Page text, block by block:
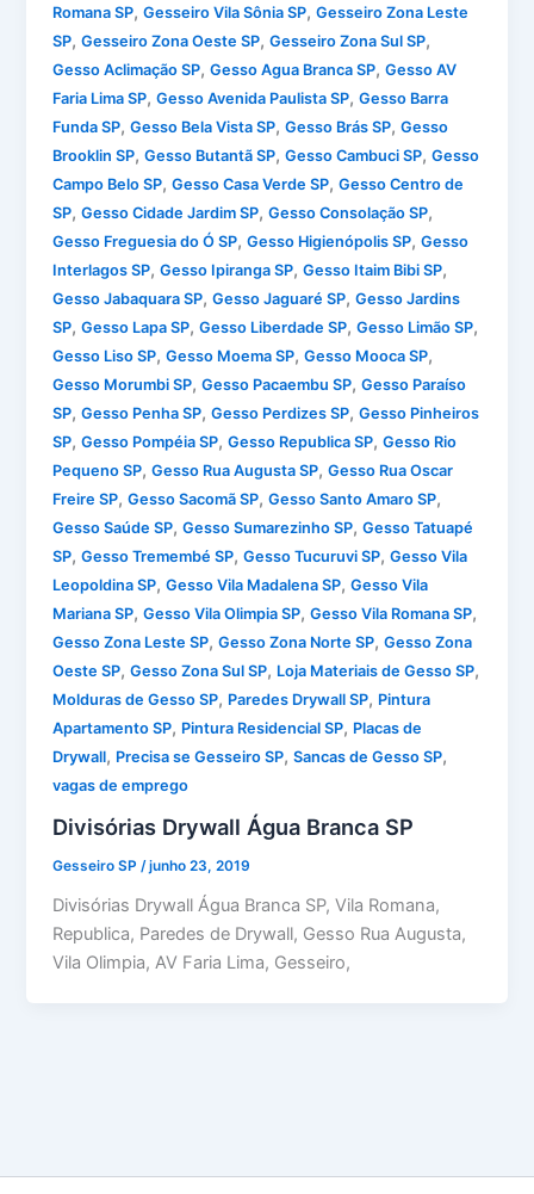
Romana SP,Gesseiro Vila Sônia SP,Gesseiro Zona Leste
SP,Gesseiro Zona Oeste SP,Gesseiro Zona Sul SP,
Gesso Aclimação SP,Gesso Agua Branca SP,Gesso AV
Faria Lima SP,Gesso Avenida Paulista SP,Gesso Barra
Funda SP,Gesso Bela Vista SP,Gesso Brás SP,Gesso
Brooklin SP,Gesso Butantã SP,Gesso Cambuci SP,Gesso
Campo Belo SP,Gesso Casa Verde SP,Gesso Centro de
SP,Gesso Cidade Jardim SP,Gesso Consolação SP,
Gesso Freguesia do Ó SP,Gesso Higienópolis SP,Gesso
Interlagos SP,Gesso Ipiranga SP,Gesso Itaim Bibi SP,
Gesso Jabaquara SP,Gesso Jaguaré SP,Gesso Jardins
SP,Gesso Lapa SP,Gesso Liberdade SP,Gesso Limão SP,
Gesso Liso SP,Gesso Moema SP,Gesso Mooca SP,
Gesso Morumbi SP,Gesso Pacaembu SP,Gesso Paraíso
SP,Gesso Penha SP,Gesso Perdizes SP,Gesso Pinheiros
SP,Gesso Pompéia SP,Gesso Republica SP,Gesso Rio
Pequeno SP,Gesso Rua Augusta SP,Gesso Rua Oscar
Freire SP,Gesso Sacomã SP,Gesso Santo Amaro SP,
Gesso Saúde SP,Gesso Sumarezinho SP,Gesso Tatuapé
SP,Gesso Tremembé SP,Gesso Tucuruvi SP,Gesso Vila
Leopoldina SP,Gesso Vila Madalena SP,Gesso Vila
Mariana SP,Gesso Vila Olimpia SP,Gesso Vila Romana SP,
Gesso Zona Leste SP,Gesso Zona Norte SP,Gesso Zona
Oeste SP,Gesso Zona Sul SP, Loja Materiais de Gesso SP,
Molduras de Gesso SP, Paredes Drywall SP, Pintura
Apartamento SP, Pintura Residencial SP, Placas de
Drywall, Precisa se Gesseiro SP,Sancas de Gesso SP,
vagas de emprego
Divisórias Drywall Água Branca SP
Gesseiro SP /junho 23, 2019
Divisórias Drywall Água Branca SP, Vila Romana,
Republica, Paredes de Drywall, Gesso Rua Augusta,
Vila Olimpia, AV Faria Lima, Gesseiro,